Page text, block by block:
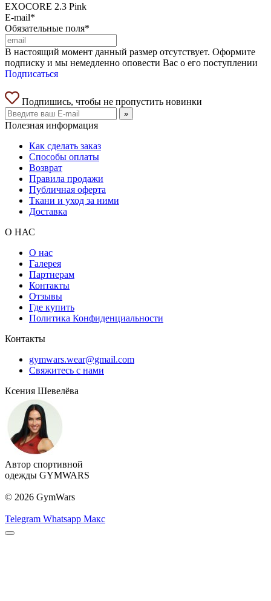
EXOCORE 2.3 Pink
E-mail*
Обязательные поля*
В настоящий момент данный размер отсутствует. Оформите
подписку и мы немедленно оповести Вас о его поступлении
Подписаться
Подпишись, чтобы не пропустить новинки
»
Полезная информация
Как сделать заказ
Способы оплаты
Возврат
Правила продажи
Публичная оферта
Ткани и уход за ними
Доставка
О НАС
О нас
Галерея
Партнерам
Контакты
Отзывы
Где купить
Политика Конфиденциальности
Контакты
gymwars.wear@gmail.com
Свяжитесь с нами
Ксения Шевелёва
Автор спортивной
одежды GYMWARS
© 2026 GymWars
Telegram Whatsapp Макс